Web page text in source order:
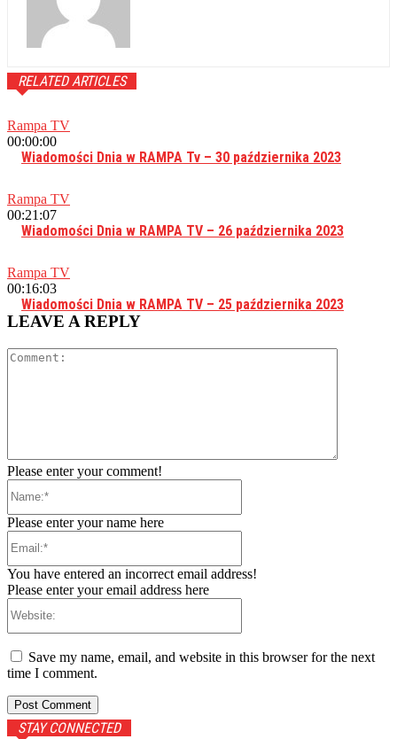
RELATED ARTICLES
Rampa TV
00:00:00
Wiadomości Dnia w RAMPA Tv – 30 października 2023
Rampa TV
00:21:07
Wiadomości Dnia w RAMPA TV – 26 października 2023
Rampa TV
00:16:03
Wiadomości Dnia w RAMPA TV – 25 października 2023
LEAVE A REPLY
Please enter your comment!
Please enter your name here
You have entered an incorrect email address!
Please enter your email address here
Save my name, email, and website in this browser for the next
time I comment.
STAY CONNECTED